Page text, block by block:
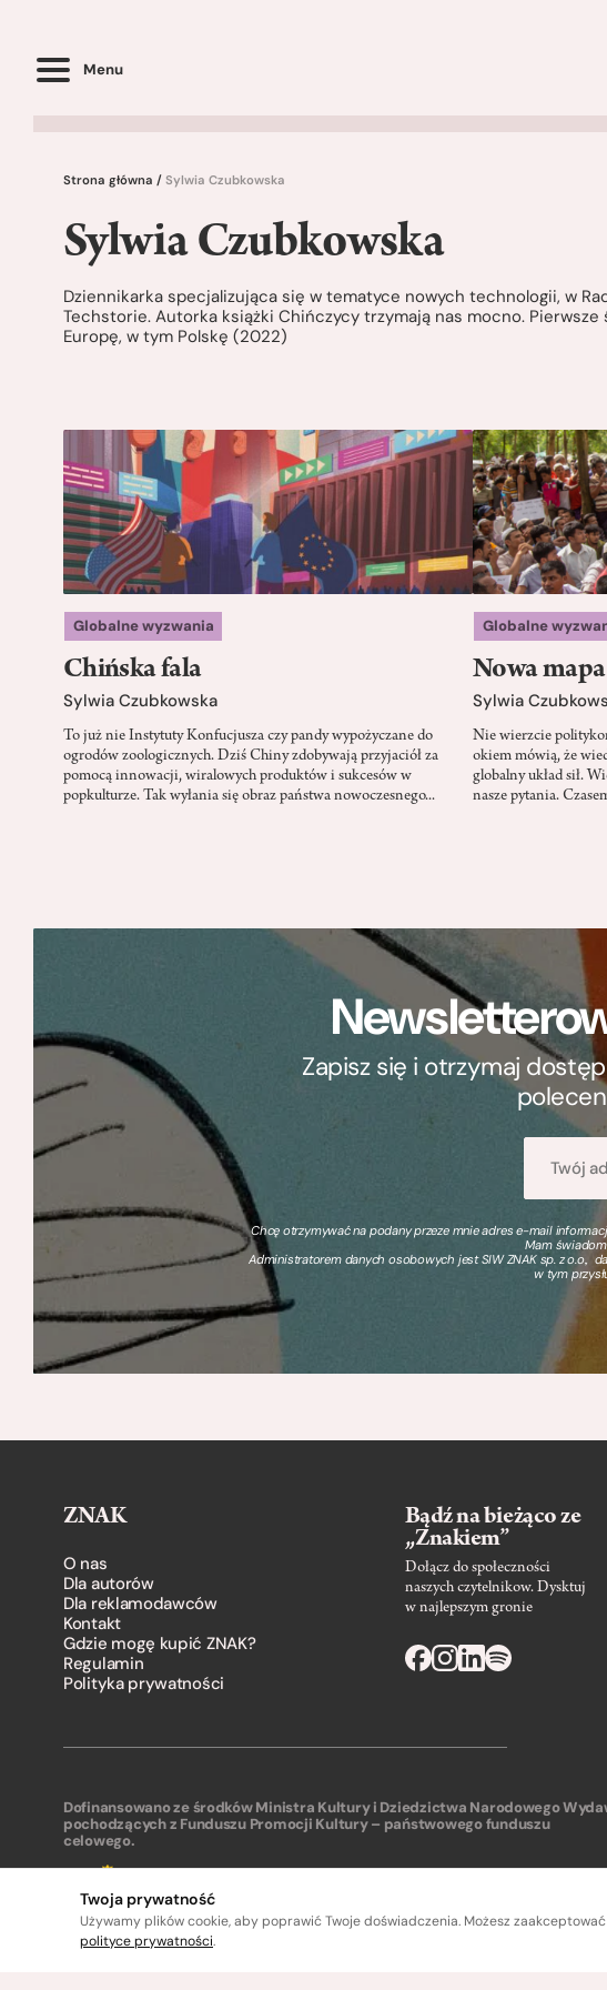
Menu
Strona główna / Sylwia Czubkowska
Sylwia Czubkowska
Dziennikarka specjalizująca się w tematyce nowych technologii, w
Techstorie. Autorka książki Chińczycy trzymają nas mocno.
Europę, w tym Polskę (2022)
Globalne wyzwania
Chińska fala
Sylwia Czubkowska
To już nie Instytuty Konfucjusza czy pandy wypożyczane do
ogrodów zoologicznych. Dziś Chiny zdobywają przyjaciół za
pomocą innowacji, wiralowych produktów i sukcesów w
popkulturze. Tak wyłania się obraz państwa nowoczesnego...
Globalne
Nowa
Sylwia
Nie wierzcie
okiem mówią, że
globalny układ sił.
nasze pytania.
Zapisz się i otrzymaj
Chcę otrzymywać na podany przeze mnie adres e-mail
Mam
Administratorem danych osobowych jest SIW ZNAK sp. z o.o.,
w tym
ZNAK
O nas
Dla autorów
Dla reklamodawców
Kontakt
Gdzie mogę kupić ZNAK?
Regulamin
Polityka prywatności
Bądź na bieżąco ze
„Znakiem”
Dołącz do społeczności
naszych czytelnikow. Dysktuj
w najlepszym gronie
Dofinansowano ze środków Ministra Kultury i Dziedzictwa Narodowego
pochodzących z Funduszu Promocji Kultury – państwowego funduszu
celowego.
Twoja prywatność
Używamy plików cookie, aby poprawić Twoje doświadczenia. Możesz
polityce prywatności.